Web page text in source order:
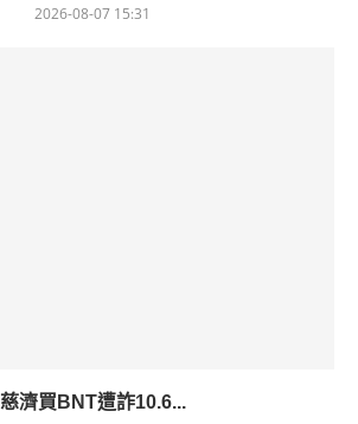
2026-08-07 15:31
慈濟買BNT遭詐10.6...